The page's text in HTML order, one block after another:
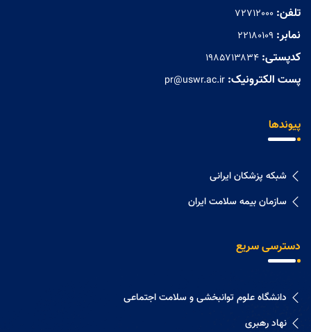
تلفن: 72712000
نمابر: ۲۲۱۸۰۱۰۹
کدپستی: ۱۹۸۵۷۱۳۸۳۴
پست الکترونیک: pr@uswr.ac.ir
پیوندها
شبکه پزشکان ایرانی
سازمان بیمه سلامت ایران
دسترسی سریع
دانشگاه علوم توانبخشی و سلامت اجتماعی
نهاد رهبری